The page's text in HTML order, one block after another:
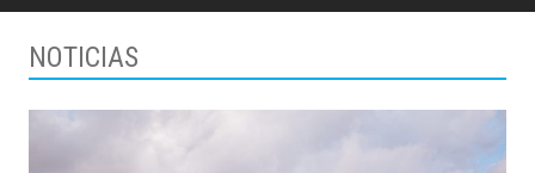
NOTICIAS